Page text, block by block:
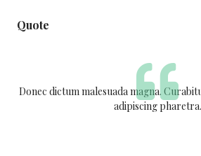
Quote
Donec dictum malesuada magna.
adipiscing pharetra.